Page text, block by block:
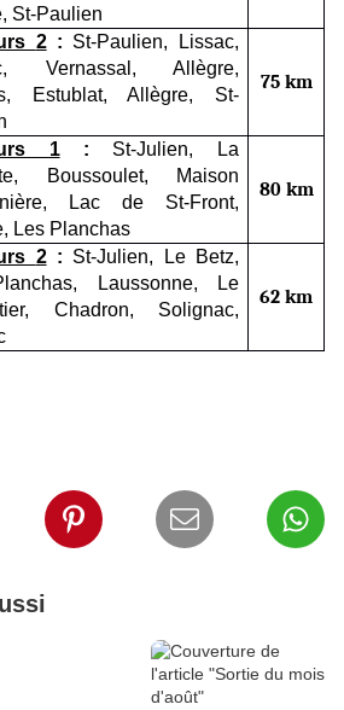
St-Paulien
2: St-Paulien, Lissac,
Vernassal, Allègre,
Estublat, Allègre, St-
75 km
1: St-Julien, La
Boussoulet, Maison
Lac de St-Front,
Les Planchas
80 km
2: St-Julien, Le Betz,
Laussonne,
Le
Chadron, Solignac,
62 km